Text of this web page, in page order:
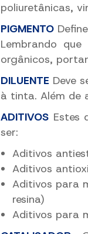
poliuretânicas,
PIGMENTO
Lembrando
orgânicos,
DILUENTE Deve
à tinta. Além de
ADITIVOS Estes
ser:
Aditivos
Aditivos
Aditivos para
resina)
Aditivos para